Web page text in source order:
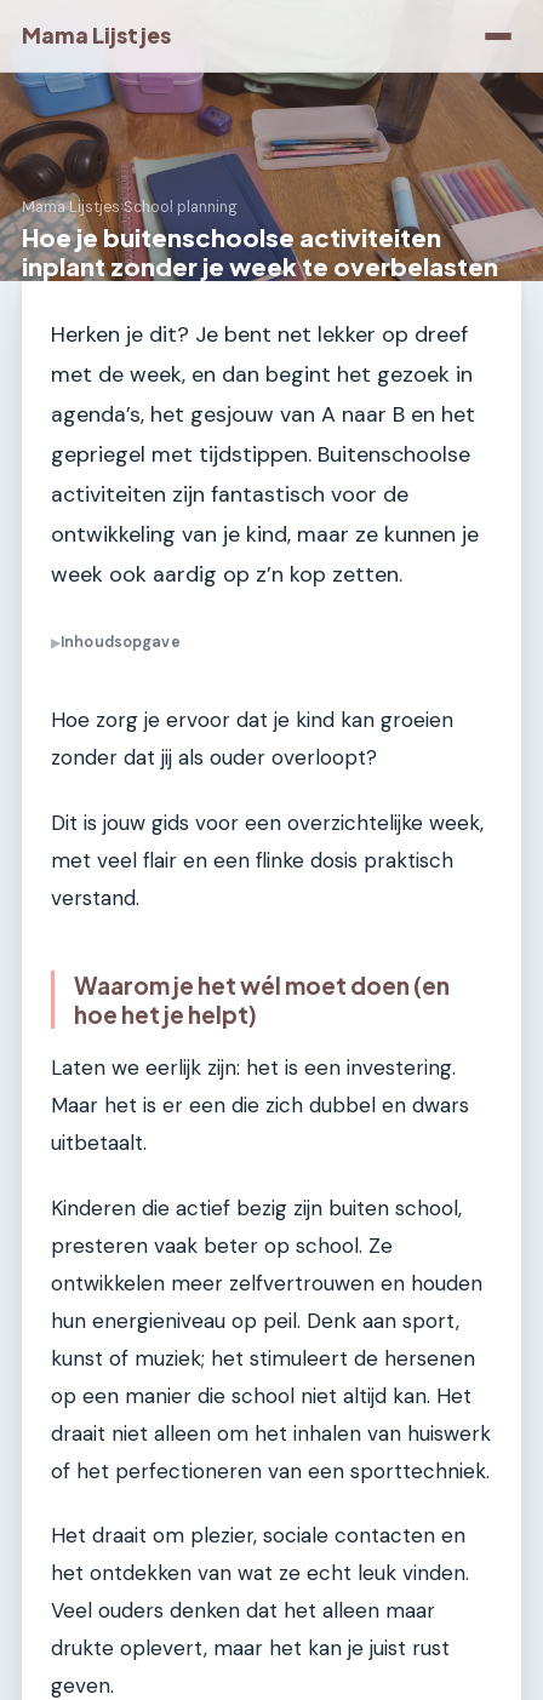
Mama Lijstjes
Mama Lijstjes›School planning
Hoe je buitenschoolse activiteiten
inplant zonder je week te overbelasten
Herken je dit? Je bent net lekker op dreef
met de week, en dan begint het gezoek in
agenda’s, het gesjouw van A naar B en het
gepriegel met tijdstippen. Buitenschoolse
activiteiten zijn fantastisch voor de
ontwikkeling van je kind, maar ze kunnen je
week ook aardig op z’n kop zetten.
▶Inhoudsopgave
Hoe zorg je ervoor dat je kind kan groeien
zonder dat jij als ouder overloopt?
Dit is jouw gids voor een overzichtelijke week,
met veel flair en een flinke dosis praktisch
verstand.
Waarom je het wél moet doen (en
hoe het je helpt)
Laten we eerlijk zijn: het is een investering.
Maar het is er een die zich dubbel en dwars
uitbetaalt.
Kinderen die actief bezig zijn buiten school,
presteren vaak beter op school. Ze
ontwikkelen meer zelfvertrouwen en houden
hun energieniveau op peil. Denk aan sport,
kunst of muziek; het stimuleert de hersenen
op een manier die school niet altijd kan. Het
draait niet alleen om het inhalen van huiswerk
of het perfectioneren van een sporttechniek.
Het draait om plezier, sociale contacten en
het ontdekken van wat ze echt leuk vinden.
Veel ouders denken dat het alleen maar
drukte oplevert, maar het kan je juist rust
geven.